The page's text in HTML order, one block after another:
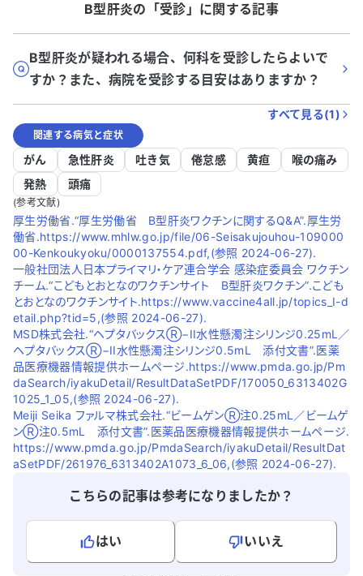
B型肝炎の「受診 」に関する記事
B型肝炎が疑われる場合、何科を受診したらよいで
すか？また、病院を受診する目安はありますか？
すべて見る(1)
関連する病気と症状
がん 急性肝炎 吐き気 倦怠感 黄疸
喉の痛み
発熱
頭痛
(参考文献)
厚生労働省.“厚生労働省 B型肝炎ワクチンに関するQ&A”.厚生労
働省.https://www.mhlw.go.jp/file/06-Seisakujouhou-109000
00-Kenkoukyoku/0000137554.pdf,(参照 2024-06-27).
一般社団法人日本プライマリ・ケア連合学会 感染症委員会 ワクチン
チーム.“こどもとおとなのワクチンサイト B型肝炎ワクチン”.こども
とおとなのワクチンサイト.https://www.vaccine4all.jp/topics_I-d
etail.php?tid=5,(参照 2024-06-27).
MSD株式会社.“ヘプタバックスⓇ−II水性懸濁注シリンジ0.25mL／
ヘプタバックスⓇ−II水性懸濁注シリンジ0.5mL 添付文書”.医薬
品医療機器情報提供ホームページ.https://www.pmda.go.jp/Pm
daSearch/iyakuDetail/ResultDataSetPDF/170050_6313402G
1025_1_05,(参照 2024-06-27).
Meiji Seika ファルマ株式会社.“ビームゲンⓇ注0.25mL／ビームゲ
ンⓇ注0.5mL 添付文書”.医薬品医療機器情報提供ホームページ.
https://www.pmda.go.jp/PmdaSearch/iyakuDetail/ResultDat
aSetPDF/261976_6313402A1073_6_06,(参照 2024-06-27).
こちらの記事は参考になりましたか？
はい
いいえ